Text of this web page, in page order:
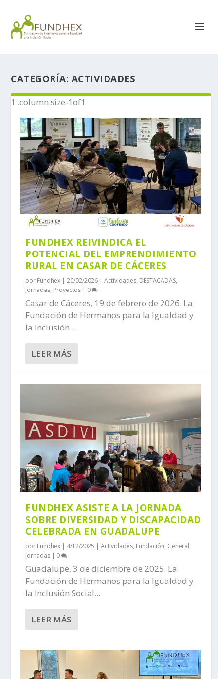
CATEGORÍA: ACTIVIDADES
FUNDHEX REIVINDICA EL
POTENCIAL DEL EMPRENDIMIENTO
RURAL EN CASAR DE CÁCERES
por Fundhex |20/02/2026 |Actividades, DESTACADAS,
Jornadas, Proyectos | 0
Casar de Cáceres, 19 de febrero de 2026. La
Fundación de Hermanos para la Igualdad y
la Inclusión...
LEER MÁS
FUNDHEX ASISTE A LA JORNADA
SOBRE DIVERSIDAD Y DISCAPACIDAD
CELEBRADA EN GUADALUPE
por Fundhex | 4/12/2025 |Actividades, Fundación, General,
Jornadas | 0
Guadalupe, 3 de diciembre de 2025. La
Fundación de Hermanos para la Igualdad y
la Inclusión Social...
LEER MÁS